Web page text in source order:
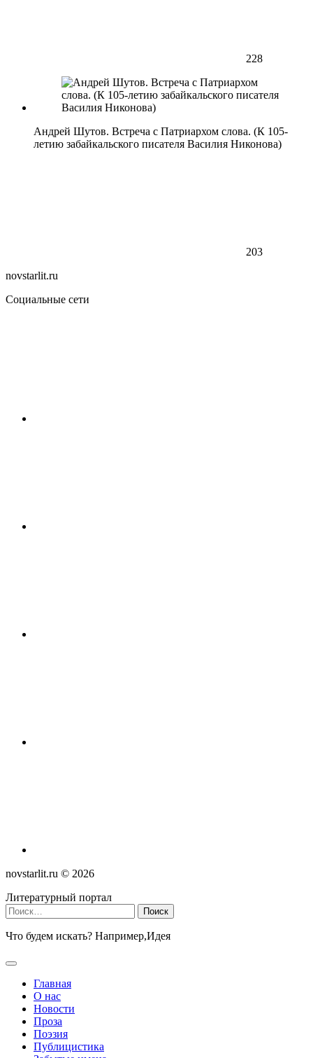
228
Андрей Шутов. Встреча с Патриархом слова. (К 105-
летию забайкальского писателя Василия Никонова)
203
novstarlit.ru
Социальные сети
novstarlit.ru © 2026
Литературный портал
Найти:
Что будем искать? Например,Идея
Главная
О нас
Новости
Проза
Поэзия
Публицистика